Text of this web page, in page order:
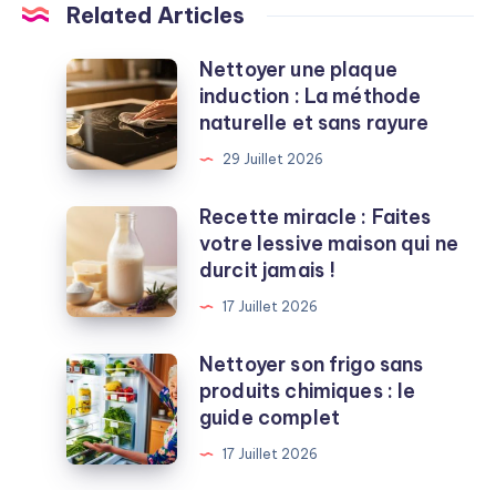
Related Articles
Nettoyer
une
plaque
induction
La
méthode
naturelle
et
sans
Nettoyer une plaque
induction : La méthode
naturelle et sans rayure
29 Juillet 2026
Recette
miracle
:
Faites
votre
lessive
maison
qui
ne
durcit
Recette miracle : Faites
votre lessive maison qui ne
durcit jamais !
17 Juillet 2026
Nettoyer
son
frigo
sans
produits
Nettoyer son frigo sans
produits chimiques : le
guide complet
17 Juillet 2026